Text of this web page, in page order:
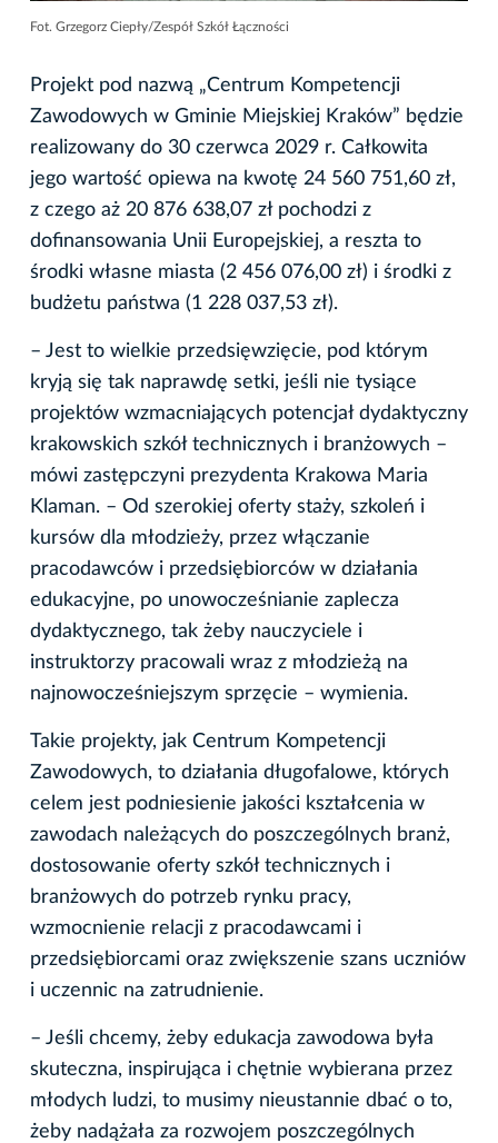
Fot. Grzegorz Ciepły/Zespół Szkół Łączności
Projekt pod nazwą „Centrum Kompetencji
Zawodowych w Gminie Miejskiej Kraków” będzie
realizowany do 30 czerwca 2029 r. Całkowita
jego wartość opiewa na kwotę 24 560 751,60 zł,
z czego aż 20 876 638,07 zł pochodzi z
dofinansowania Unii Europejskiej, a reszta to
środki własne miasta (2 456 076,00 zł) i środki z
budżetu państwa (1 228 037,53 zł).
– Jest to wielkie przedsięwzięcie, pod którym
kryją się tak naprawdę setki, jeśli nie tysiące
projektów wzmacniających potencjał dydaktyczny
krakowskich szkół technicznych i branżowych –
mówi zastępczyni prezydenta Krakowa Maria
Klaman. – Od szerokiej oferty staży, szkoleń i
kursów dla młodzieży, przez włączanie
pracodawców i przedsiębiorców w działania
edukacyjne, po unowocześnianie zaplecza
dydaktycznego, tak żeby nauczyciele i
instruktorzy pracowali wraz z młodzieżą na
najnowocześniejszym sprzęcie – wymienia.
Takie projekty, jak Centrum Kompetencji
Zawodowych, to działania długofalowe, których
celem jest podniesienie jakości kształcenia w
zawodach należących do poszczególnych branż,
dostosowanie oferty szkół technicznych i
branżowych do potrzeb rynku pracy,
wzmocnienie relacji z pracodawcami i
przedsiębiorcami oraz zwiększenie szans uczniów
i uczennic na zatrudnienie.
– Jeśli chcemy, żeby edukacja zawodowa była
skuteczna, inspirująca i chętnie wybierana przez
młodych ludzi, to musimy nieustannie dbać o to,
żeby nadążała za rozwojem poszczególnych